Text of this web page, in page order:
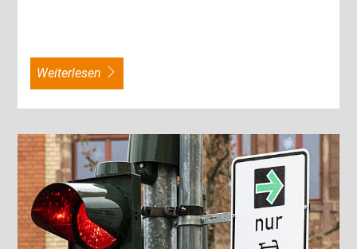
weiterlesen